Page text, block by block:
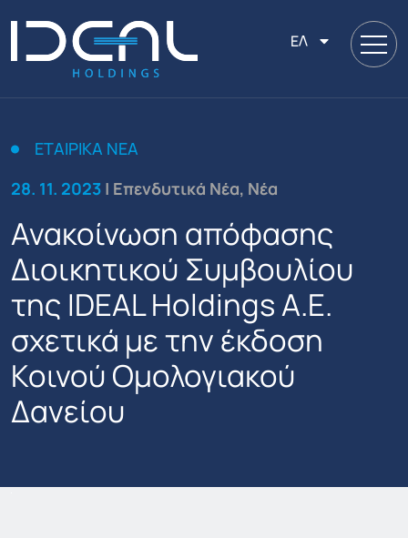
ΕΛ
ΕΤΑΙΡΙΚΑ ΝΕΑ
28. 11. 2023 | Επενδυτικά Νέα, Νέα
Ανακοίνωση απόφασης
Διοικητικού Συμβουλίου
της IDEAL Holdings A.E.
σχετικά με την έκδοση
Κοινού Ομολογιακού
Δανείου